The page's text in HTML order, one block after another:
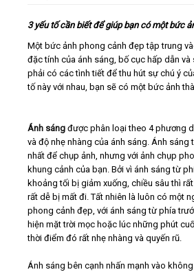
Video
Kiến thức
3 yếu tố cần biết để giúp bạn có một bức
Một bức ảnh phong cảnh đẹp tập trung
đặc tính của ánh sáng, bố cục hấp dẫn
phải có các tình tiết để thu hút sự chú ý
tố này với nhau, bạn sẽ có một bức ảnh
Ánh sáng được phân loại theo 4 phương
và độ nhẹ nhàng của ánh sáng. Ánh
nhất để chụp ảnh, nhưng với ảnh chụp
khung cảnh của bạn. Bởi vì ánh sáng từ
khoảng tối bị giảm xuống, chiều sâu thì
rất dễ bị mất đi. Tất nhiên là luôn có một
phong cảnh đẹp, với ánh sáng từ phía
hiện mặt trời mọc hoặc lúc những phút
thời điểm đó rất nhẹ nhàng và quyến rũ.
Ánh sáng bên cạnh nhấn mạnh vào